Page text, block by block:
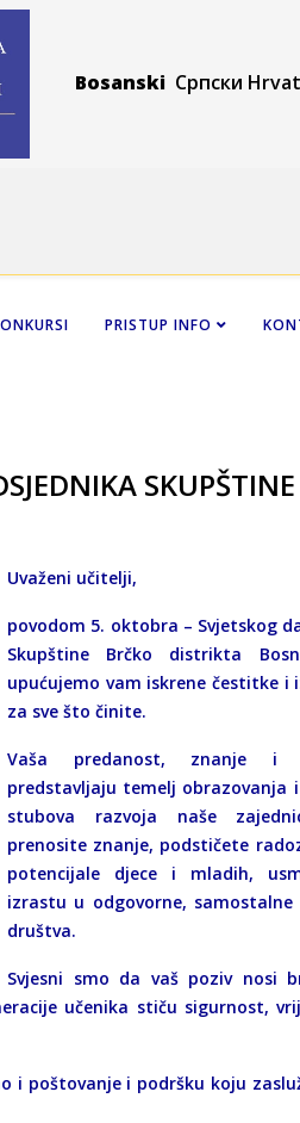
Bosanski Српски
PRISTUP INFO
Uvaženi učitelji,
povodom 5. oktobra – Svjetskog
Skupštine Brčko distrikta
upućujemo vam iskrene čestitke i
za sve što činite.
Vaša predanost, znanje i
predstavljaju temelj obrazovanja
stubova razvoja naše
prenosite znanje, podstičete
potencijale djece i mladih,
izrastu u odgovorne, samostalne
društva.
Svjesni smo da vaš poziv nosi
učenika stiču sigurnost,
i poštovanje i podršku koju